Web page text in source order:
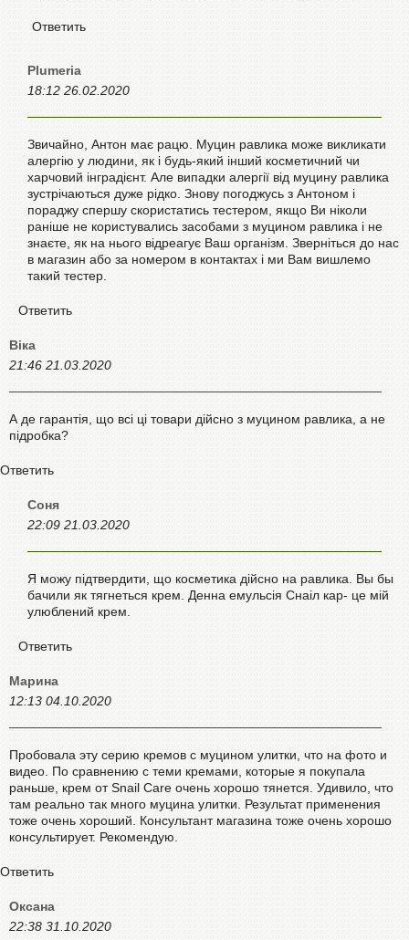
Ответить
Plumeria
18:12 26.02.2020
Звичайно, Антон має рацю. Муцин равлика може викликати
алергію у людини, як і будь-який інший косметичний чи
харчовий інградієнт. Але випадки алергії від муцину равлика
зустрічаються дуже рідко. Знову погоджусь з Антоном і
пораджу спершу скористатись тестером, якщо Ви ніколи
раніше не користувались засобами з муцином равлика і не
знаєте, як на нього відреагує Ваш організм. Зверніться до нас
в магазин або за номером в контактах і ми Вам вишлемо
такий тестер.
Ответить
Віка
21:46 21.03.2020
А де гарантія, що всі ці товари дійсно з муцином равлика, а не
підробка?
Ответить
Соня
22:09 21.03.2020
Я можу підтвердити, що косметика дійсно на равлика. Вы бы
бачили як тягнеться крем. Денна емульсія Снаіл кар- це мій
улюблений крем.
Ответить
Марина
12:13 04.10.2020
Пробовала эту серию кремов с муцином улитки, что на фото и
видео. По сравнению с теми кремами, которые я покупала
раньше, крем от Snail Care очень хорошо тянется. Удивило, что
там реально так много муцина улитки. Результат применения
тоже очень хороший. Консультант магазина тоже очень хорошо
консультирует. Рекомендую.
Ответить
Оксана
22:38 31.10.2020